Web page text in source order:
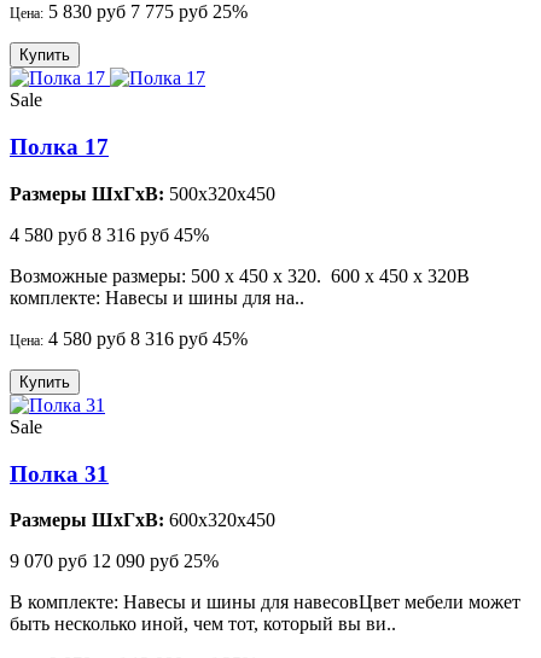
Цена: 5 830 руб 7 775 руб 25%
Купить
Sale
Полка 17
Размеры ШхГхВ: 500x320x450
4 580 руб 8 316 руб 45%
Возможные размеры: 500 х 450 х 320. 600 х 450 х 320В
комплекте: Навесы и шины для на..
Цена: 4 580 руб 8 316 руб 45%
Купить
Sale
Полка 31
Размеры ШхГхВ: 600x320x450
9 070 руб 12 090 руб 25%
В комплекте: Навесы и шины для навесовЦвет мебели может
быть несколько иной, чем тот, который вы ви..